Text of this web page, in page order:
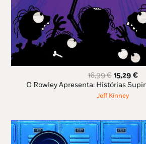
16,99€ O
preço
original
era:
15,29 €O
O Rowley Apresenta: Histórias
Jeff Kinney